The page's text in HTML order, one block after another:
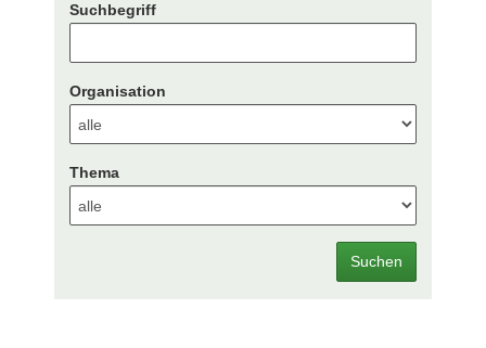
Suchbegriff
Organisation
Thema
Suchen